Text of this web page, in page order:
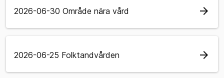
2026-06-30 Område nära vård arrow_forward
2026-06-25 Folktandvården arrow_forward